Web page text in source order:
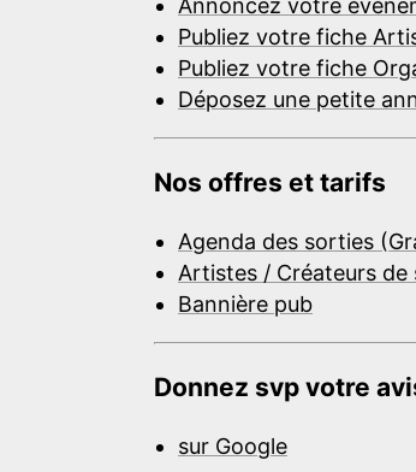
Annoncez votre
Publiez votre fiche
Publiez votre fiche
Déposez une petite
Nos offres et tarifs
Agenda des sorties
Artistes / Créateurs
Bannière pub
Donnez svp votre
sur Google